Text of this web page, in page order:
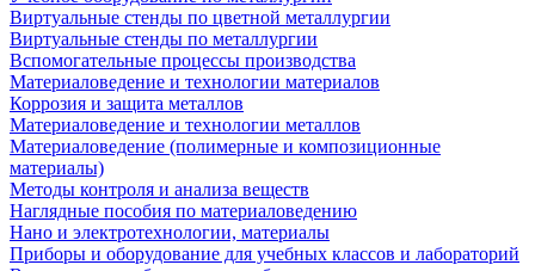
Виртуальные стенды по цветной металлургии
Виртуальные стенды по металлургии
Вспомогательные процессы производства
Материаловедение и технологии материалов
Коррозия и защита металлов
Материаловедение и технологии металлов
Материаловедение (полимерные и композиционные
материалы)
Методы контроля и анализа веществ
Наглядные пособия по материаловедению
Нано и электротехнологии, материалы
Приборы и оборудование для учебных классов и лабораторий